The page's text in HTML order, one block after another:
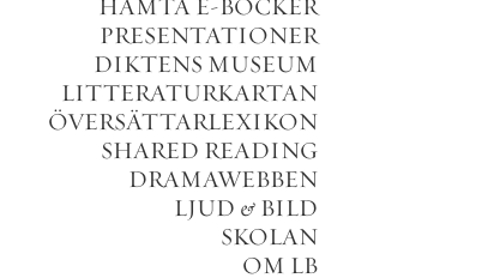
HÄMTA E-BÖCKER
PRESENTATIONER
DIKTENS MUSEUM
LITTERATURKARTAN
ÖVERSÄTTARLEXIKON
SHARED READING
DRAMAWEBBEN
LJUD & BILD
SKOLAN
OM LB